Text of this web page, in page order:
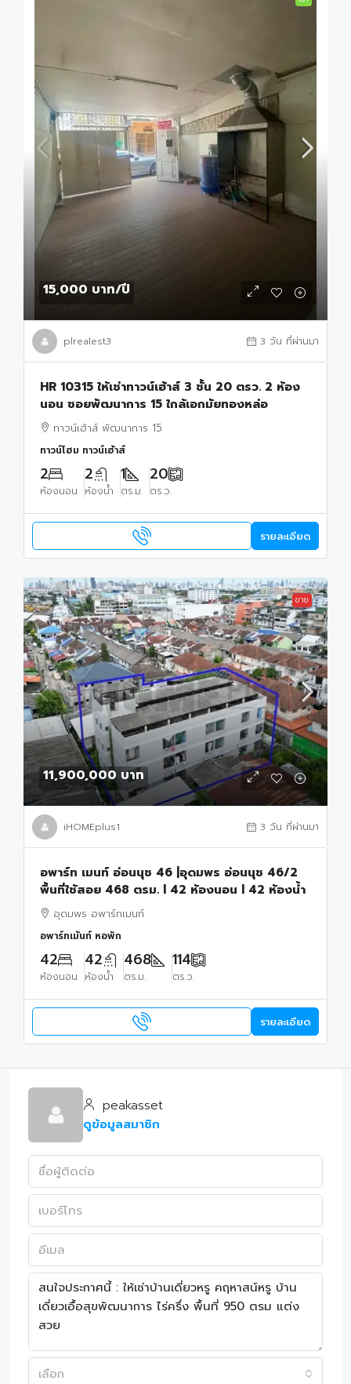
15,000 บาท/ปี
plrealest3 3 วัน ที่ผ่านมา
HR 10315 ให้เช่าทาวน์เฮ้าส์ 3 ชั้น 20 ตรว. 2 ห้อง
นอน ซอยพัฒนาการ 15 ใกล้เอกมัยทองหล่อ
ทาวน์เฮ้าส์ พัฒนาการ 15
ทาวน์โฮม ทาวน์เฮ้าส์
2
ห้องนอน
2
ห้องน้ำ
1
ตร.ม.
20
ตร.ว.
รายละเอียด
ขาย
11,900,000 บาท
iHOMEplus1 3 วัน ที่ผ่านมา
อพาร์ท เมนท์ อ่อนนุช 46 |อุดมพร อ่อนนุช 46/2
พื้นที่ใช้สอย 468 ตรม. l 42 ห้องนอน l 42 ห้องน้ำ
อุดมพร อพาร์ทเมนท์
อพาร์ทเม้นท์ หอพัก
42
ห้องนอน
42
ห้องน้ำ
468
ตร.ม.
114
ตร.ว.
รายละเอียด
peakasset
ดูข้อมูลสมาชิก
เลือก